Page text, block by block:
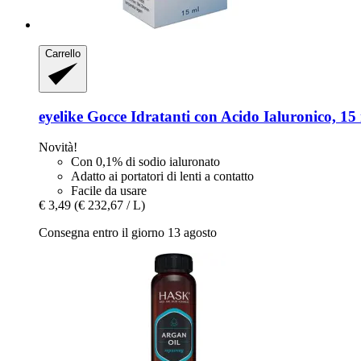
Carrello
eyelike Gocce Idratanti con Acido Ialuronico, 15
Novità!
Con 0,1% di sodio ialuronato
Adatto ai portatori di lenti a contatto
Facile da usare
€ 3,49 (€ 232,67 / L)
Consegna entro il giorno 13 agosto